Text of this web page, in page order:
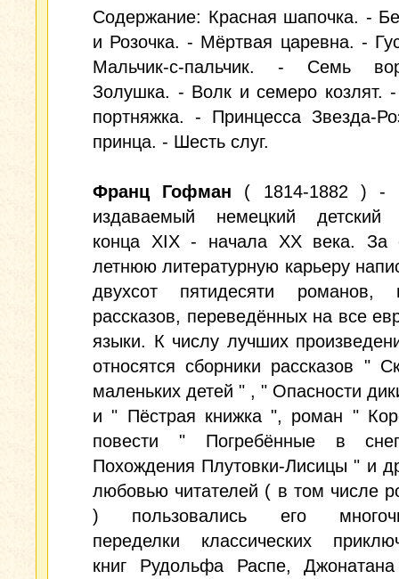
Содержание: Красная шапочка. -
и Розочка. - Мёртвая царевна. -
Мальчик-с-пальчик. - Семь
Золушка. - Волк и семеро козлят.
портняжка. - Принцесса Звезда-
принца. - Шесть слуг.
Франц Гофман ( 1814-1882 ) -
издаваемый немецкий детский
конца ХIХ - начала ХХ века. За
летнюю литературную карьеру
двухсот пятидесяти романов,
рассказов, переведённых на все
языки. К числу лучших
относятся сборники рассказов "
маленьких детей " , " Опасности
и " Пёстрая книжка ", роман "
повести " Погребённые в
Похождения Плутовки-Лисицы " и
любовью читателей ( в том числе
) пользовались его
переделки классических
книг Рудольфа Распе,